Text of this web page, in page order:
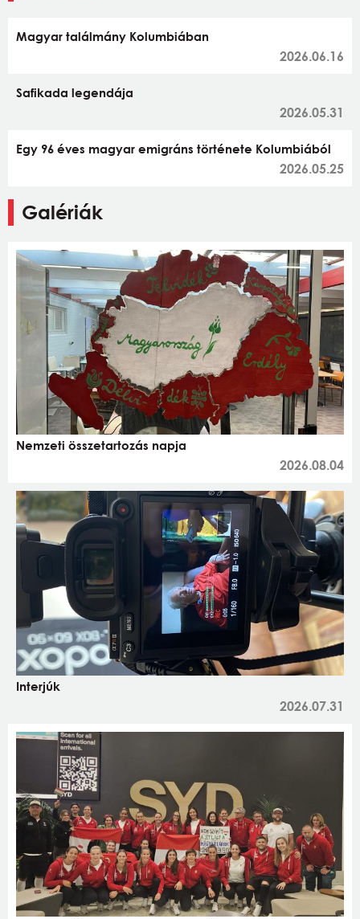
Magyar találmány Kolumbiában
2026.06.16
Safikada legendája
2026.05.31
Egy 96 éves magyar emigráns története Kolumbiából
2026.05.25
Galériák
Nemzeti összetartozás napja
2026.08.04
Interjúk
2026.07.31